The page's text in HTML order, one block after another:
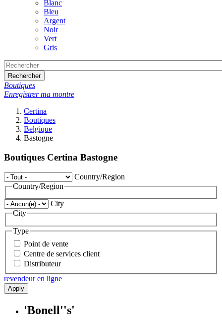
Blanc
Bleu
Argent
Noir
Vert
Gris
Rechercher
Boutiques
Enregistrer ma montre
Certina
Boutiques
Belgique
Bastogne
Boutiques Certina Bastogne
Country/Region
Country/Region
City
City
Type
Point de vente
Centre de services client
Distributeur
revendeur en ligne
Apply
'Bonell''s'